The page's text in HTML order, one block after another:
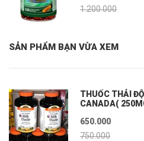
1.200.000
SẢN PHẨM BẠN VỪA XEM
THUỐC THẢI
CANADA(
650.000
750.000